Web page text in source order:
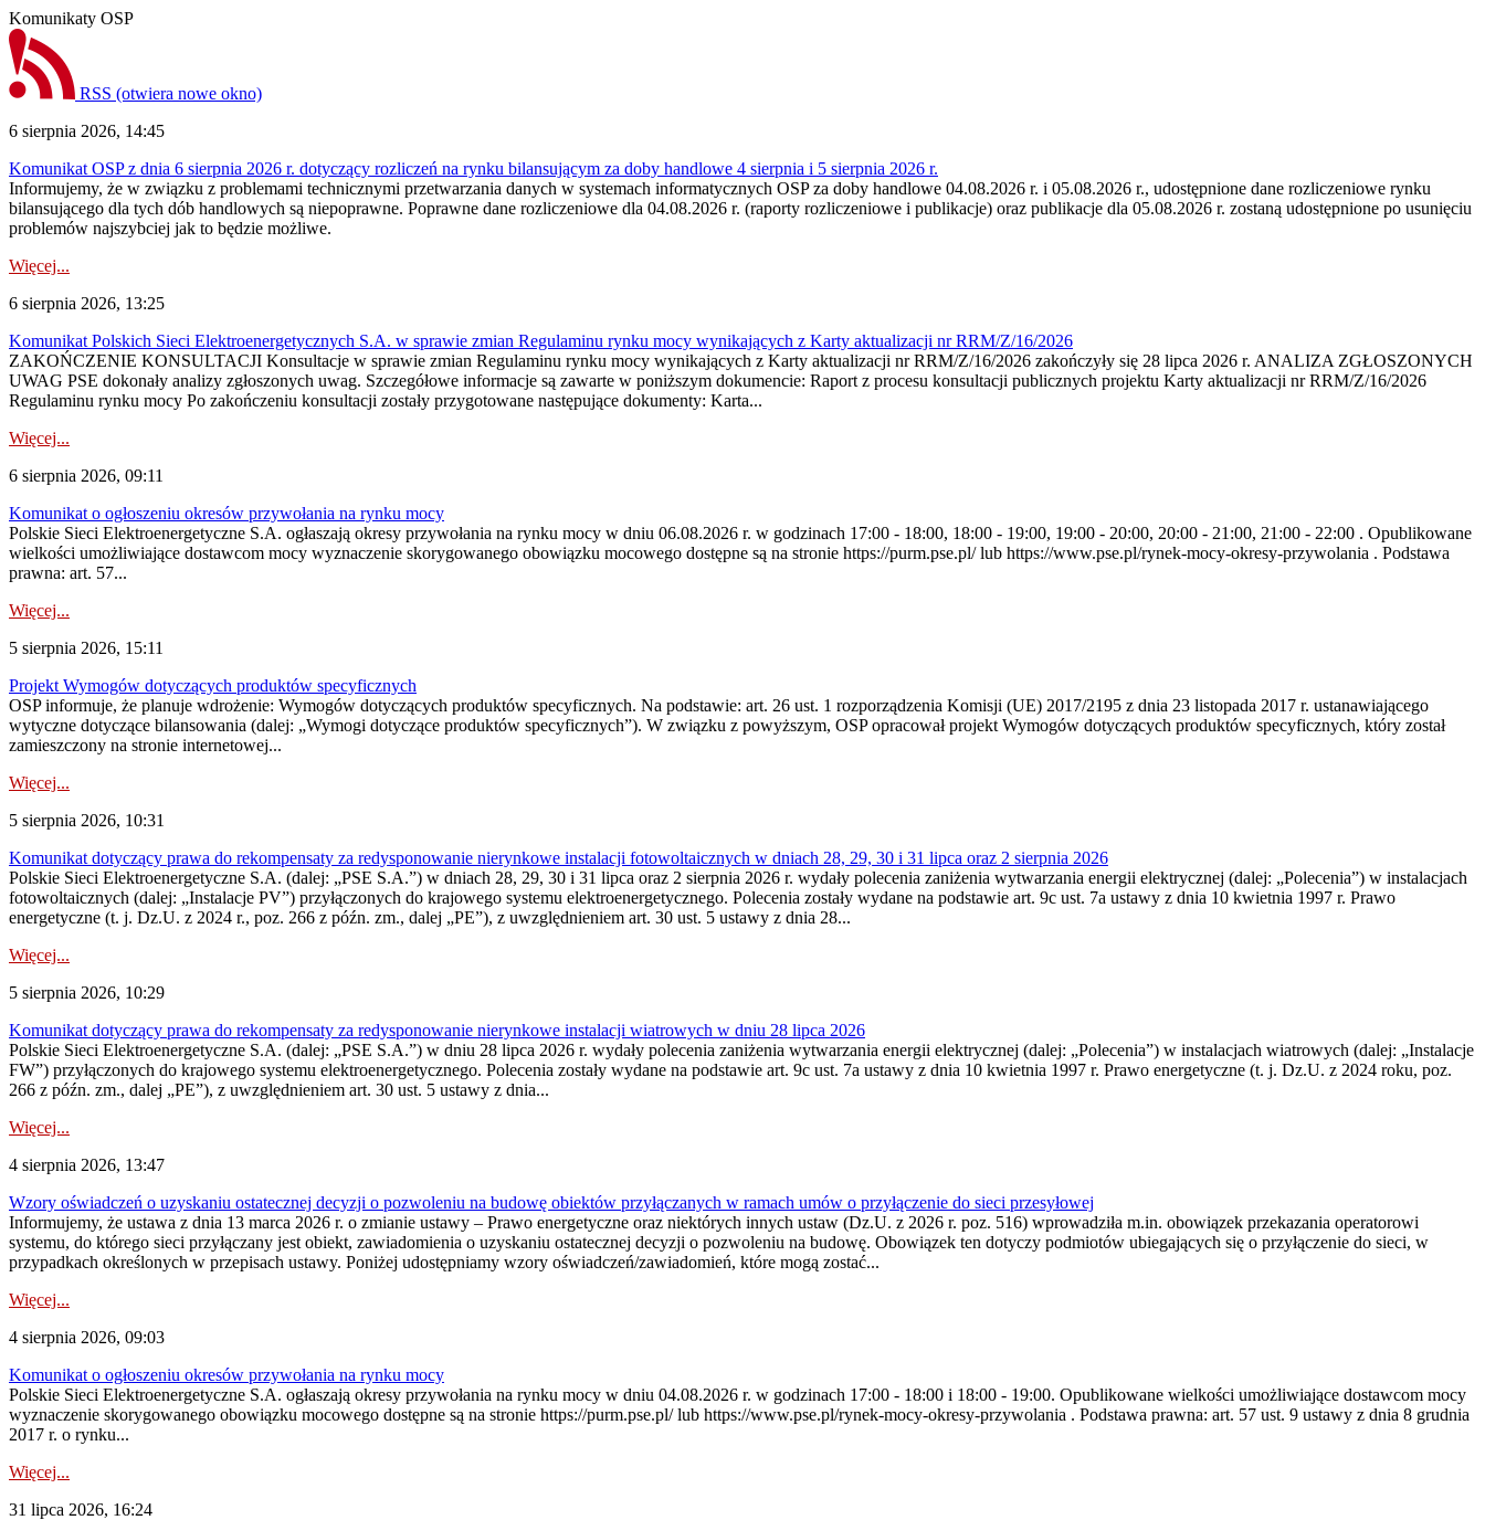
Komunikaty OSP
RSS (otwiera nowe okno)
6 sierpnia 2026, 14:45
Komunikat OSP z dnia 6 sierpnia 2026 r. dotyczący rozliczeń na rynku bilansującym za doby handlowe 4 sierpnia i 5 sierpnia 2026 r.
Informujemy, że w związku z problemami technicznymi przetwarzania danych w systemach informatycznych OSP za doby handlowe 04.08.2026 r. i 05.08.2026 r., udostępnione dane rozliczeniowe rynku
bilansującego dla tych dób handlowych są niepoprawne. Poprawne dane rozliczeniowe dla 04.08.2026 r. (raporty rozliczeniowe i publikacje) oraz publikacje dla 05.08.2026 r. zostaną udostępnione po usunięciu
problemów najszybciej jak to będzie możliwe.
Więcej...
6 sierpnia 2026, 13:25
Komunikat Polskich Sieci Elektroenergetycznych S.A. w sprawie zmian Regulaminu rynku mocy wynikających z Karty aktualizacji nr RRM/Z/16/2026
ZAKOŃCZENIE KONSULTACJI Konsultacje w sprawie zmian Regulaminu rynku mocy wynikających z Karty aktualizacji nr RRM/Z/16/2026 zakończyły się 28 lipca 2026 r. ANALIZA ZGŁOSZONYCH
UWAG PSE dokonały analizy zgłoszonych uwag. Szczegółowe informacje są zawarte w poniższym dokumencie: Raport z procesu konsultacji publicznych projektu Karty aktualizacji nr RRM/Z/16/2026
Regulaminu rynku mocy Po zakończeniu konsultacji zostały przygotowane następujące dokumenty: Karta...
Więcej...
6 sierpnia 2026, 09:11
Komunikat o ogłoszeniu okresów przywołania na rynku mocy
Polskie Sieci Elektroenergetyczne S.A. ogłaszają okresy przywołania na rynku mocy w dniu 06.08.2026 r. w godzinach 17:00 - 18:00, 18:00 - 19:00, 19:00 - 20:00, 20:00 - 21:00, 21:00 - 22:00 . Opublikowane
wielkości umożliwiające dostawcom mocy wyznaczenie skorygowanego obowiązku mocowego dostępne są na stronie https://purm.pse.pl/ lub https://www.pse.pl/rynek-mocy-okresy-przywolania . Podstawa
prawna: art. 57...
Więcej...
5 sierpnia 2026, 15:11
Projekt Wymogów dotyczących produktów specyficznych
OSP informuje, że planuje wdrożenie: Wymogów dotyczących produktów specyficznych. Na podstawie: art. 26 ust. 1 rozporządzenia Komisji (UE) 2017/2195 z dnia 23‍ listopada 2017 r. ustanawiającego
wytyczne dotyczące bilansowania (dalej: „Wymogi dotyczące produktów specyficznych”). W związku z powyższym, OSP opracował projekt Wymogów dotyczących produktów specyficznych, który został
zamieszczony na stronie internetowej...
Więcej...
5 sierpnia 2026, 10:31
Komunikat dotyczący prawa do rekompensaty za redysponowanie nierynkowe instalacji fotowoltaicznych w dniach 28, 29, 30 i 31 lipca oraz 2 sierpnia 2026
Polskie Sieci Elektroenergetyczne S.A. (dalej: „PSE S.A.”) w dniach 28, 29, 30 i 31 lipca oraz 2 sierpnia 2026 r. wydały polecenia zaniżenia wytwarzania energii elektrycznej (dalej: „Polecenia”) w instalacjach
fotowoltaicznych (dalej: „Instalacje PV”) przyłączonych do krajowego systemu elektroenergetycznego. Polecenia zostały wydane na podstawie art. 9c ust. 7a ustawy z dnia 10 kwietnia 1997 r. Prawo
energetyczne (t. j. Dz.U. z 2024 r., poz. 266 z późn. zm., dalej „PE”), z uwzględnieniem art. 30 ust. 5 ustawy z dnia 28...
Więcej...
5 sierpnia 2026, 10:29
Komunikat dotyczący prawa do rekompensaty za redysponowanie nierynkowe instalacji wiatrowych w dniu 28 lipca 2026
Polskie Sieci Elektroenergetyczne S.A. (dalej: „PSE S.A.”) w dniu 28 lipca 2026 r. wydały polecenia zaniżenia wytwarzania energii elektrycznej (dalej: „Polecenia”) w instalacjach wiatrowych (dalej: „Instalacje
FW”) przyłączonych do krajowego systemu elektroenergetycznego. Polecenia zostały wydane na podstawie art. 9c ust. 7a ustawy z dnia 10 kwietnia 1997 r. Prawo energetyczne (t. j. Dz.U. z 2024 roku, poz.
266 z późn. zm., dalej „PE”), z uwzględnieniem art. 30 ust. 5 ustawy z dnia...
Więcej...
4 sierpnia 2026, 13:47
Wzory oświadczeń o uzyskaniu ostatecznej decyzji o pozwoleniu na budowę obiektów przyłączanych w ramach umów o przyłączenie do sieci przesyłowej
Informujemy, że ustawa z dnia 13 marca 2026 r. o zmianie ustawy – Prawo energetyczne oraz niektórych innych ustaw (Dz.U. z 2026 r. poz. 516) wprowadziła m.in. obowiązek przekazania operatorowi
systemu, do którego sieci przyłączany jest obiekt, zawiadomienia o uzyskaniu ostatecznej decyzji o pozwoleniu na budowę. Obowiązek ten dotyczy podmiotów ubiegających się o przyłączenie do sieci, w
przypadkach określonych w przepisach ustawy. Poniżej udostępniamy wzory oświadczeń/zawiadomień, które mogą zostać...
Więcej...
4 sierpnia 2026, 09:03
Komunikat o ogłoszeniu okresów przywołania na rynku mocy
Polskie Sieci Elektroenergetyczne S.A. ogłaszają okresy przywołania na rynku mocy w dniu 04.08.2026 r. w godzinach 17:00 - 18:00 i 18:00 - 19:00. Opublikowane wielkości umożliwiające dostawcom mocy
wyznaczenie skorygowanego obowiązku mocowego dostępne są na stronie https://purm.pse.pl/ lub https://www.pse.pl/rynek-mocy-okresy-przywolania . Podstawa prawna: art. 57 ust. 9 ustawy z dnia 8 grudnia
2017 r. o rynku...
Więcej...
31 lipca 2026, 16:24